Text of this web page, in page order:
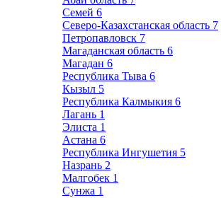
Семей 6
Северо-Казахстанская область 7
Петропавловск 7
Магаданская область 6
Магадан 6
Республика Тыва 6
Кызыл 5
Республика Калмыкия 6
Лагань 1
Элиста 1
Астана 6
Республика Ингушетия 5
Назрань 2
Малгобек 1
Сунжа 1